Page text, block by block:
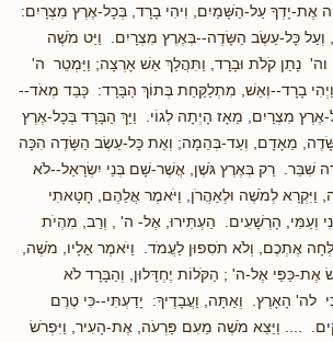
אֶת-יָדְךָ עַל-הַשָּׁמַיִם, וִיהִי בָרָד, בְּכָל-אֶרֶץ מִצְרָיִם:
כָּל-עֵשֶׂב הַשָּׂדֶה--בְּאֶרֶץ מִצְרָיִם. וַיֵּט מֹשֶׁה
נָתַן קֹלֹת וּבָרָד, וַתִּהֲלַךְ אֵשׁ אָרְצָה; וַיַּמְטֵר ה'
בָרָד--וְאֵשׁ, מִתְלַקַּחַת בְּתוֹךְ הַבָּרָד: כָּבֵד מְאֹד--
מִצְרַיִם, מֵאָז הָיְתָה לְגוֹי. וַיַּךְ הַבָּרָד בְּכָל-אֶרֶץ
מֵאָדָם, וְעַד-בְּהֵמָה; וְאֵת כָּל-עֵשֶׂב הַשָּׂדֶה הִכָּה
שִׁבֵּר. רַק בְּאֶרֶץ גֹּשֶׁן, אֲשֶׁר-שָׁם בְּנֵי יִשְׂרָאֵל--לֹא
וַיִּקְרָא לְמֹשֶׁה וּלְאַהֲרֹן, וַיֹּאמֶר אֲלֵהֶם, חָטָאתִי
וְעַמִּי, הָרְשָׁעִים. הַעְתִּירוּ, אֶל- ה' , וְרַב, מִהְיֹת
אֶתְכֶם, וְלֹא תֹסִפוּן לַעֲמֹד. וַיֹּאמֶר אֵלָיו, מֹשֶׁה,
כַּפַּי אֶל-ה' ; הַקֹּלוֹת יֶחְדָּלוּן, וְהַבָּרָד לֹא
לה' הָאָרֶץ. וְאַתָּה, וַעֲבָדֶיךָ: יָדַעְתִּי--כִּי טֶרֶם
.... וַיֵּצֵא מֹשֶׁה מֵעִם פַּרְעֹה, אֶת-הָעִיר, וַיִּפְרֹשׂ